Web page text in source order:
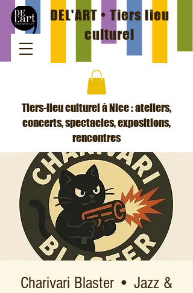
DEL'ART • Tiers lieu
culturel
Tiers-lieu culturel à Nice : ateliers,
concerts, spectacles, expositions,
rencontres
Charivari Blaster • Jazz &